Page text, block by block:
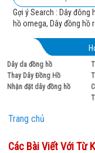
Gợi ý Search : Dây đông
hồ omega, Dây đồng hồ
Dây da đồng hồ
Thay Dây Đồng Hồ
Nhận đặt dây đồng hồ
Trang chủ
Các Bài Viết Với Từ